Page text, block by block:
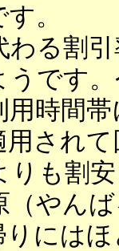
。
る割引
うです
用時間
され
りも割
やん
には